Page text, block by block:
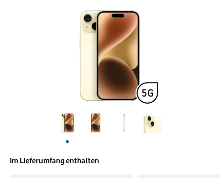
Im Lieferumfang enthalten